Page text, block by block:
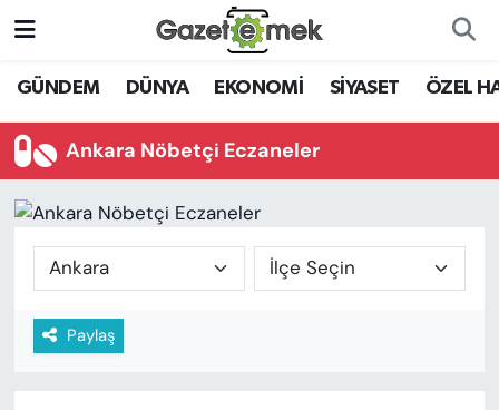
GÜNDEM DÜNYA EKONOMİ SİYASET ÖZEL
Ankara Nöbetçi Eczaneler
Paylaş
DÜNYA
EKONOMİ
YENİ MEDYADA EMEK
GAZETECİLİĞİNİ GELİŞTİRMEK
FAYDALI BİLGİLER
Nöbetçi Eczaneler
Hava Durumu
Trafik Durumu